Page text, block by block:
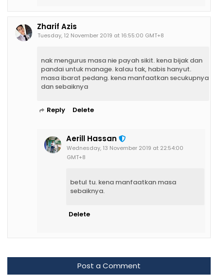
Zharif Azis
Tuesday, 12 November 2019 at 16:55:00 GMT+8
nak mengurus masa nie payah sikit. kena bijak dan
pandai untuk manage. kalau tak, habis hanyut.
masa ibarat pedang. kena manfaatkan secukupnya
dan sebaiknya
Reply Delete
Aerill Hassan
Wednesday, 13 November 2019 at 22:54:00
GMT+8
betul tu. kena manfaatkan masa
sebaiknya.
Delete
Post a Comment